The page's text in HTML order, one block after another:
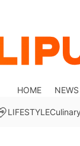
HOME NEWS
LIFESTYLECulinary